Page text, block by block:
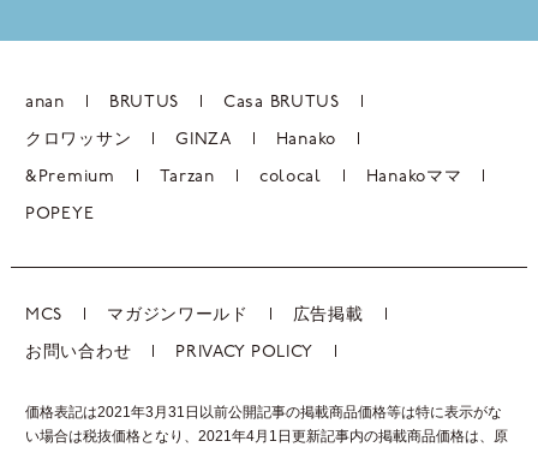
anan BRUTUS Casa BRUTUS
クロワッサン GINZA Hanako
&Premium Tarzan colocal Hanakoママ
POPEYE
MCS マガジンワールド 広告掲載
お問い合わせ PRIVACY POLICY
価格表記は2021年3月31日以前公開記事の掲載商品価格等は特に表示がな
い場合は税抜価格となり、2021年4月1日更新記事内の掲載商品価格は、 原